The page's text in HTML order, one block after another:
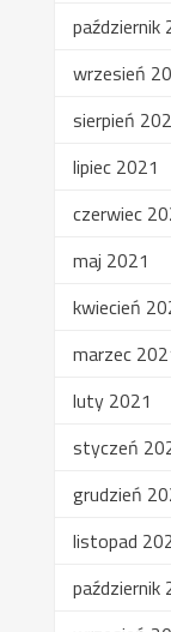
październik
wrzesień
sierpień
lipiec 2021
czerwiec
maj 2021
kwiecień
marzec
luty 2021
styczeń
grudzień
listopad
październik